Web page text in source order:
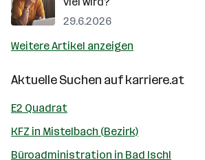
29.6.2026
Weitere Artikel anzeigen
Aktuelle Suchen aufkarriere.at
E2 Quadrat
KFZ in Mistelbach (Bezirk)
Büroadministration in Bad Ischl